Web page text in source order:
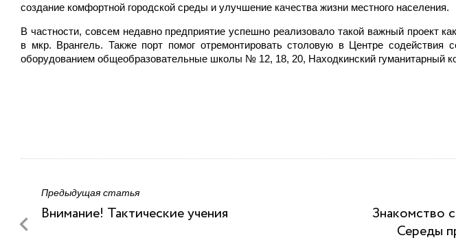
создание комфортной городской среды и улучшение качества жизни местного населения.
В частности, совсем недавно предприятие успешно реализовало такой важный проект
в мкр. Врангель. Также порт помог отремонтировать столовую в Центре содействия
оборудованием общеобразовательные школы № 12, 18, 20, Находкинский гуманитарный
Предыдущая статья
Внимание! Тактические учения
Знакомство
Середы